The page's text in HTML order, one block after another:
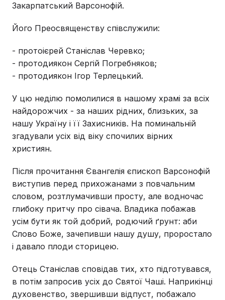
Закарпатський Варсонофій.
Його Преосвященству співслужили:
- протоієрей Станіслав Черевко;
- протодиякон Сергій Погребняков;
- протодиякон Ігор Терлецький.
У цю неділю помолилися в нашому храмі за всіх
найдорожчих - за наших рідних, близьких, за
нашу Україну і її Захисників. На поминальній
згадували усіх від віку спочилих вірних
християн.
Після прочитання Євангелія єпископ Варсонофій
виступив перед прихожанами з повчальним
словом, розтлумачивши просту, але водночас
глибоку притчу про сівача. Владика побажав
усім бути як той добрий, родючий ґрунт: аби
Слово Боже, зачепивши нашу душу, проростало
і давало плоди сторицею.
Отець Станіслав сповідав тих, хто підготувався,
в потім запросив усіх до Святої Чаші. Наприкінці
духовенство, звершивши відпуст, побажало